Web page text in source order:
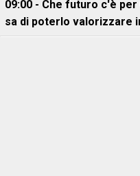
09:00 - Che futuro c'è
sa di poterlo valorizzare